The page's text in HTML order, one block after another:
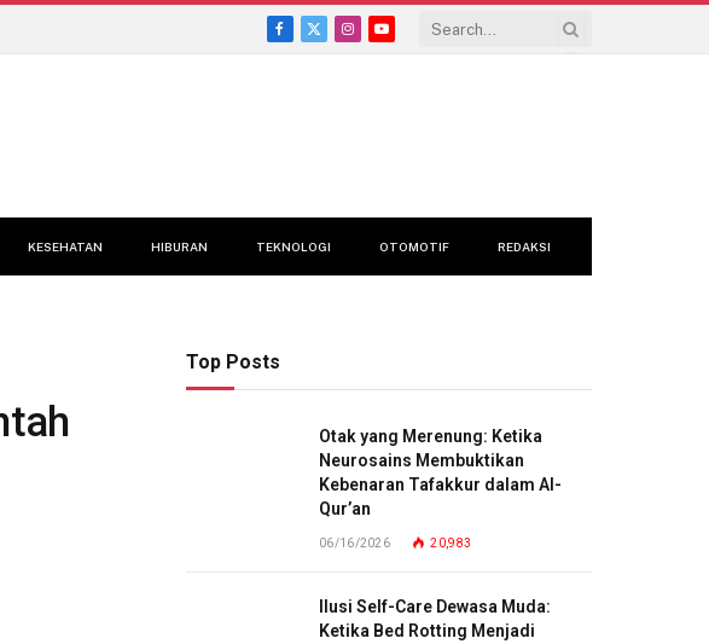
Facebook
X
InstagramYouTube
KESEHATAN HIBURAN TEKNOLOGI OTOMOTIF REDAKSI
Top Posts
Otak yang Merenung: Ketika
Neurosains Membuktikan
Kebenaran Tafakkur dalam Al-
Qur’an
06/16/2026 20,983
Ilusi Self-Care Dewasa Muda:
Ketika Bed Rotting Menjadi